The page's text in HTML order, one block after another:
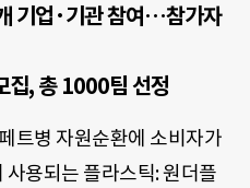
기업·기관 참여…참가자
집, 총 1000팀 선정
트병 자원순환에 소비자가
사용되는 플라스틱: 원더플